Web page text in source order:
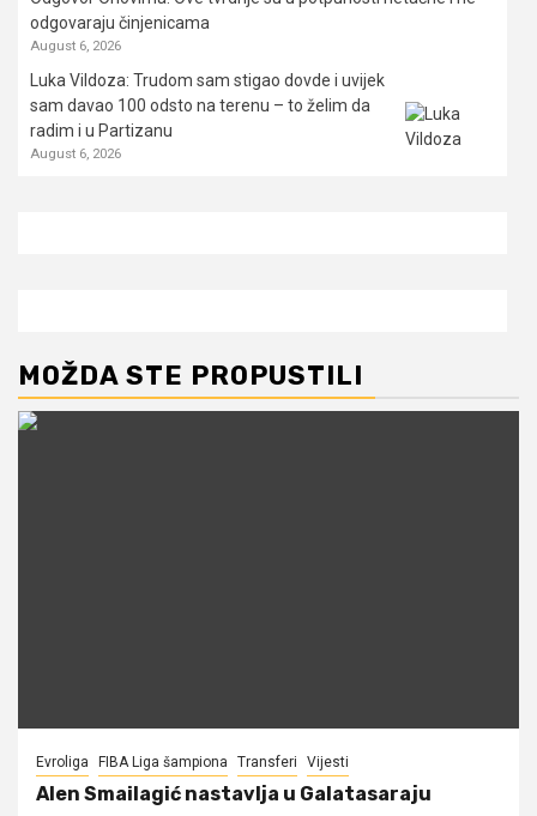
odgovaraju činjenicama
August 6, 2026
Luka Vildoza: Trudom sam stigao dovde i uvijek
sam davao 100 odsto na terenu – to želim da
radim i u Partizanu
August 6, 2026
MOŽDA STE PROPUSTILI
Evroliga FIBA Liga šampiona Transferi Vijesti
Alen Smailagić nastavlja u Galatasaraju